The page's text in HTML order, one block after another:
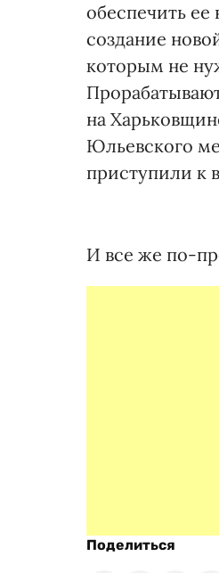
обеспечить
создание
которым не
на
Юльевского
приступили к
И все же по-
Поделиться